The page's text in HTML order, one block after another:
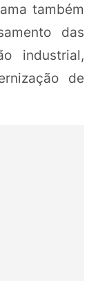
também
das
industrial,
de